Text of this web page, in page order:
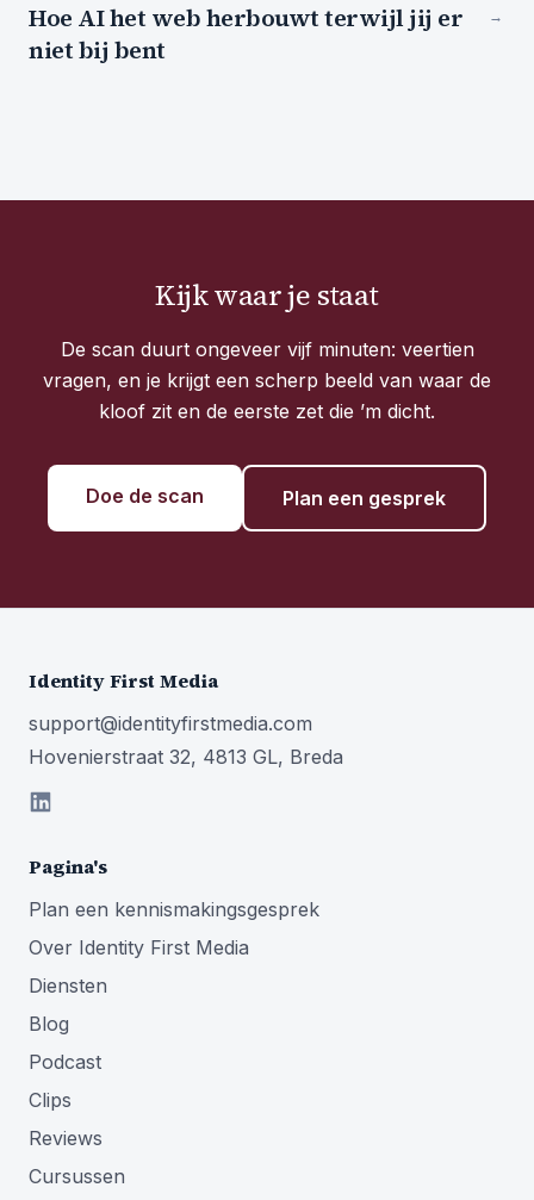
Hoe AI het web herbouwt terwijl jij er
niet bij bent
→
Kijk waar je staat
De scan duurt ongeveer vijf minuten: veertien
vragen, en je krijgt een scherp beeld van waar de
kloof zit en de eerste zet die ’m dicht.
Doe de scan Plan een gesprek
Identity First Media
support@identityfirstmedia.com
Hovenierstraat 32, 4813 GL, Breda
Pagina's
Plan een kennismakingsgesprek
Over Identity First Media
Diensten
Blog
Podcast
Clips
Reviews
Cursussen